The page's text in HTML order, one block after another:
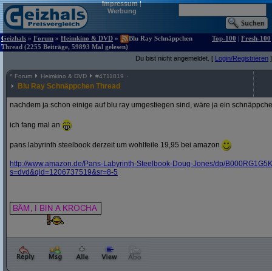
Impressum|
Werbung
Geizhals » Forum » Heimkino & DVD »
Blu Ray Schnäppchen
Thread (2255 Beiträge, 59893 Mal gelesen)
Top-100 | Fresh-100
Du bist nicht angemeldet. [ Login/Registrieren ]
^ Forum Heimkino & DVD #4711019
Blu Ray Schnäppchen Thread
nachdem ja schon einige auf blu ray umgestiegen sind, wäre ja ein
ich fang mal an
pans labyrinth steelbook derzeit um wohlfeile 19,95 bei amazon
http://www.amazon.de/Pans-Labyrinth-Steelbook-Doug-Jones/dp/
s=dvd&qid=1206737519&sr=8-5